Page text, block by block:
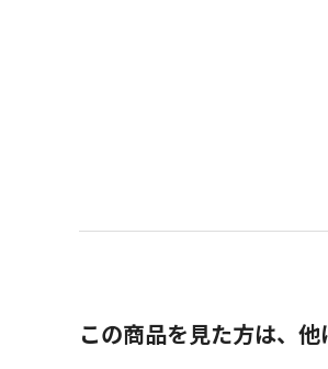
この商品を見た方は、